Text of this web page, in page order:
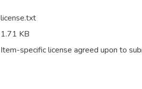
license.txt
1.71 KB
Item-specific license agreed upon to